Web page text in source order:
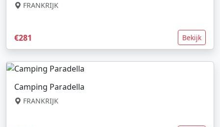
FRANKRIJK
€281 Bekijk
Camping Paradella
FRANKRIJK